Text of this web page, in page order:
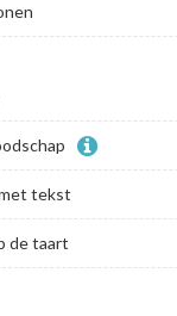
tekst
de taart